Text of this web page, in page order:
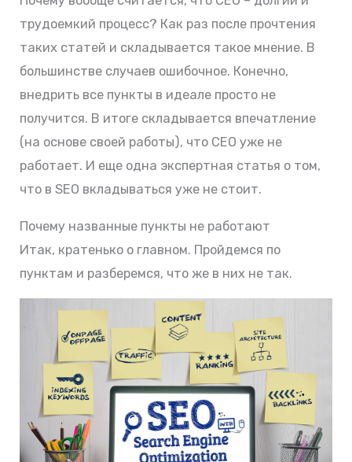
трудоемкий процесс? Как раз после прочтения
таких статей и складывается такое мнение. В
большинстве случаев ошибочное. Конечно,
внедрить все пункты в идеале просто не
получится. В итоге складывается впечатление
(на основе своей работы), что СЕО уже не
работает. И еще одна экспертная статья о том,
что в SEO вкладываться уже не стоит.
Почему названные пункты не работают
Итак, кратенько о главном. Пройдемся по
пунктам и разберемся, что же в них не так.